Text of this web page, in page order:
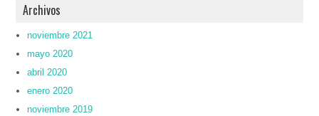
Archivos
noviembre 2021
mayo 2020
abril 2020
enero 2020
noviembre 2019